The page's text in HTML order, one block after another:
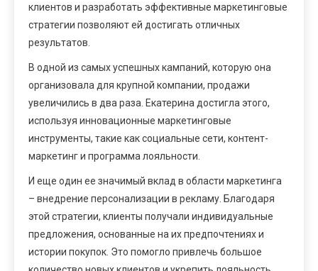
клиентов и разработать эффективные маркетинговые
стратегии позволяют ей достигать отличных
результатов.
В одной из самых успешных кампаний, которую она
организовала для крупной компании, продажи
увеличились в два раза. Екатерина достигла этого,
используя инновационные маркетинговые
инструменты, такие как социальные сети, контент-
маркетинг и программа лояльности.
И еще один ее значимый вклад в области маркетинга
– внедрение персонализации в рекламу. Благодаря
этой стратегии, клиенты получали индивидуальные
предложения, основанные на их предпочтениях и
истории покупок. Это помогло привлечь большое